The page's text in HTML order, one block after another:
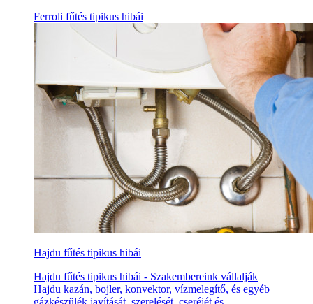
Ferroli fűtés tipikus hibái
Hajdu fűtés tipikus hibái
Hajdu fűtés tipikus hibái - Szakembereink vállalják
Hajdu kazán, bojler, konvektor, vízmelegítő, és egyéb